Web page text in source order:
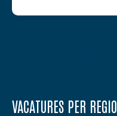
VACATURES PER REGIO